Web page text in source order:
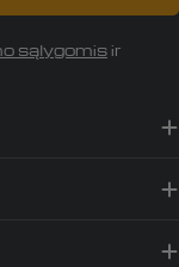
sąlygomis ir